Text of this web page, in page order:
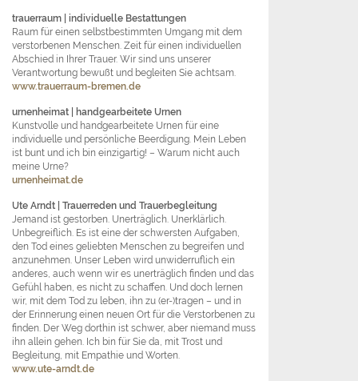
trauerraum | individuelle Bestattungen
Raum für einen selbstbestimmten Umgang mit dem
verstorbenen Menschen. Zeit für einen individuellen
Abschied in Ihrer Trauer. Wir sind uns unserer
Verantwortung bewußt und begleiten Sie achtsam.
www.trauerraum-bremen.de
urnenheimat | handgearbeitete Urnen
Kunstvolle und handgearbeitete Urnen für eine
individuelle und persönliche Beerdigung. Mein Leben
ist bunt und ich bin einzigartig! – Warum nicht auch
meine Urne?
urnenheimat.de
Ute Arndt | Trauerreden und Trauerbegleitung
Jemand ist gestorben. Unerträglich. Unerklärlich.
Unbegreiflich. Es ist eine der schwersten Aufgaben,
den Tod eines geliebten Menschen zu begreifen und
anzunehmen. Unser Leben wird unwiderruflich ein
anderes, auch wenn wir es unerträglich finden und das
Gefühl haben, es nicht zu schaffen. Und doch lernen
wir, mit dem Tod zu leben, ihn zu (er-)tragen – und in
der Erinnerung einen neuen Ort für die Verstorbenen zu
finden. Der Weg dorthin ist schwer, aber niemand muss
ihn allein gehen. Ich bin für Sie da, mit Trost und
Begleitung, mit Empathie und Worten.
www.ute-arndt.de